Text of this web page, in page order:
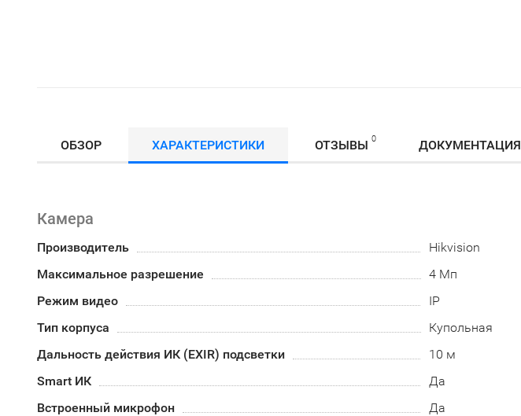
ОБЗОР ХАРАКТЕРИСТИКИ ОТЗЫВЫ 0 ДОКУМЕНТАЦИЯ
Камера
Производитель
Hikvision
Максимальное разрешение
4 Мп
Режим видео
IP
Тип корпуса
Купольная
Дальность действия ИК (EXIR) подсветки
10 м
Smart ИК
Да
Встроенный микрофон
Да